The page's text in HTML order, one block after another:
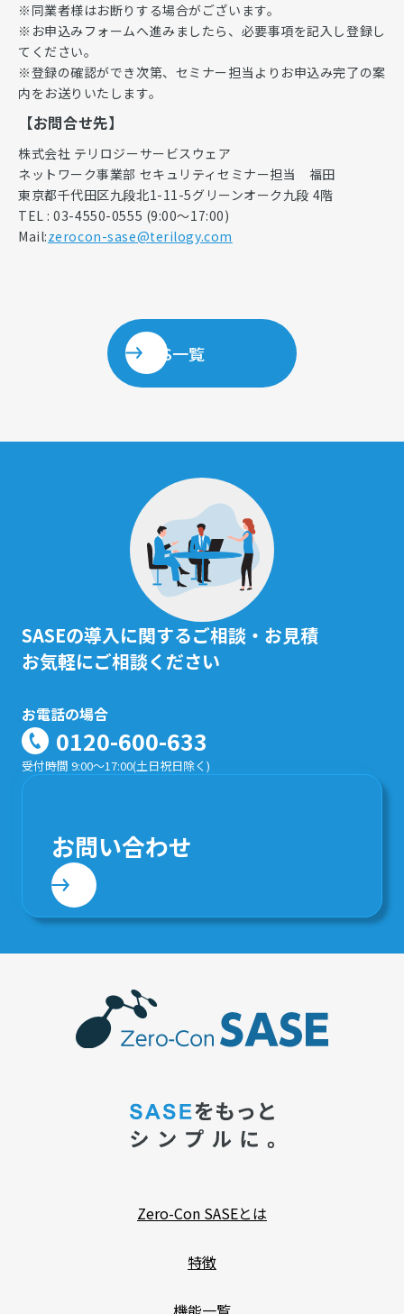
※同業者様はお断りする場合がございます。
※お申込みフォームへ進みましたら、必要事項を記入し登録し
てください。
※登録の確認ができ次第、セミナー担当よりお申込み完了の案
内をお送りいたします。
【お問合せ先】
株式会社 テリロジーサービスウェア
ネットワーク事業部 セキュリティセミナー担当 福田
東京都千代田区九段北1-11-5グリーンオーク九段 4階
TEL : 03-4550-0555 (9:00～17:00)
Mail:zerocon-sase@terilogy.com
NEWS一覧
SASEの導入に関するご相談・お見積
お気軽にご相談ください
お電話の場合
0120-600-633
受付時間 9:00～17:00(土日祝日除く)
お問い合わせ
Zero-Con SASEとは
特徴